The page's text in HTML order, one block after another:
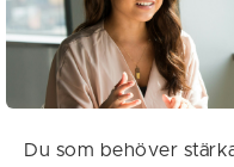
Du som behöver